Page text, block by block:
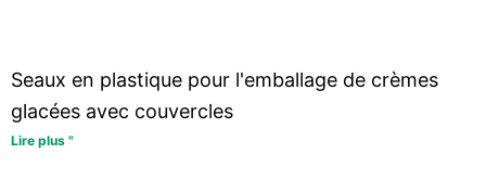
Seaux en plastique pour l'emballage de crèmes
glacées avec couvercles
Lire plus "